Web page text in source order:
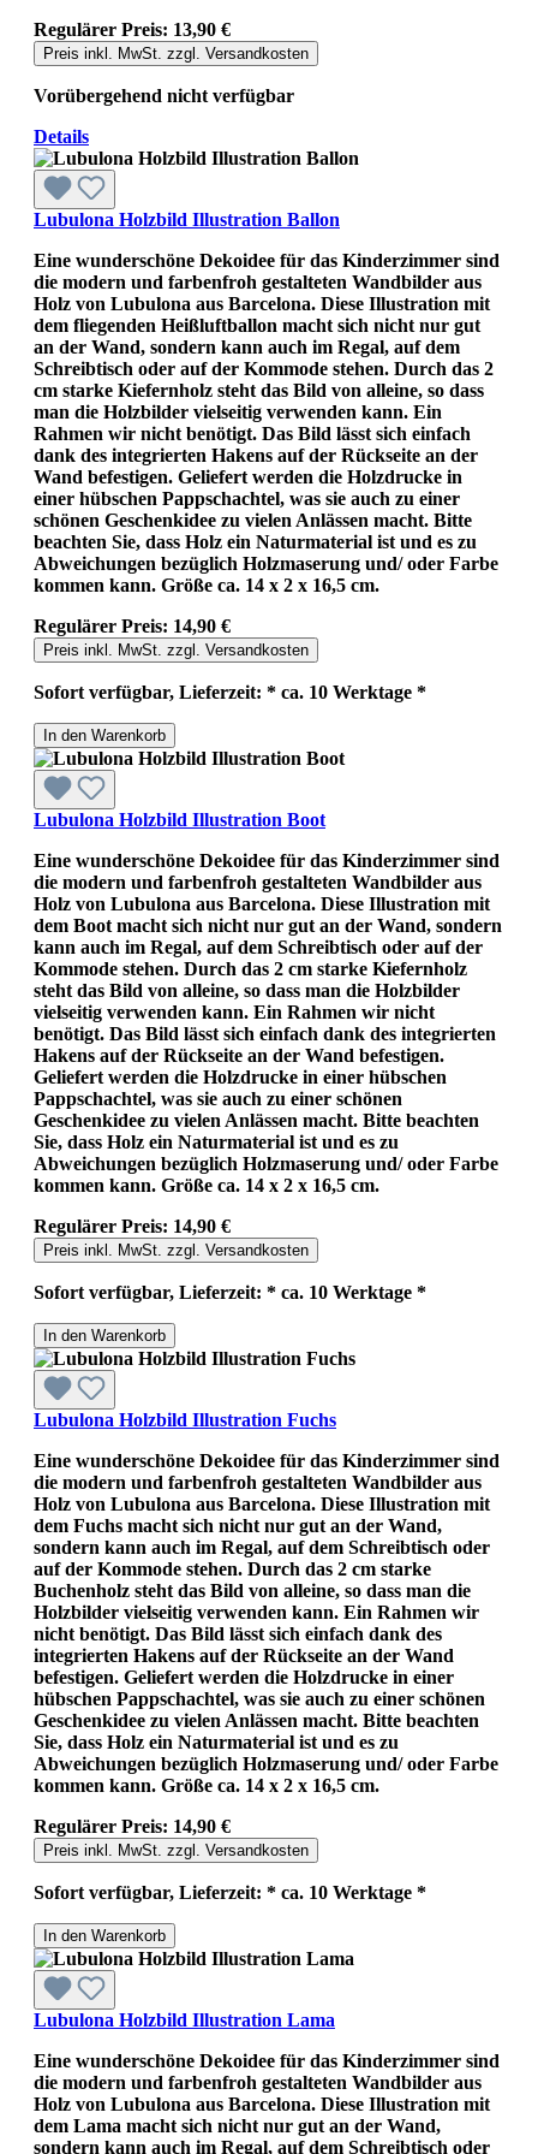
Regulärer Preis: 13,90 €
Preis inkl. MwSt. zzgl. Versandkosten
Vorübergehend nicht verfügbar
Details
Lubulona Holzbild Illustration Ballon
Eine wunderschöne Dekoidee für das Kinderzimmer sind
die modern und farbenfroh gestalteten Wandbilder aus
Holz von Lubulona aus Barcelona. Diese Illustration mit
dem fliegenden Heißluftballon macht sich nicht nur gut
an der Wand, sondern kann auch im Regal, auf dem
Schreibtisch oder auf der Kommode stehen. Durch das 2
cm starke Kiefernholz steht das Bild von alleine, so dass
man die Holzbilder vielseitig verwenden kann. Ein
Rahmen wir nicht benötigt. Das Bild lässt sich einfach
dank des integrierten Hakens auf der Rückseite an der
Wand befestigen. Geliefert werden die Holzdrucke in
einer hübschen Pappschachtel, was sie auch zu einer
schönen Geschenkidee zu vielen Anlässen macht. Bitte
beachten Sie, dass Holz ein Naturmaterial ist und es zu
Abweichungen bezüglich Holzmaserung und/ oder Farbe
kommen kann. Größe ca. 14 x 2 x 16,5 cm.
Regulärer Preis: 14,90 €
Preis inkl. MwSt. zzgl. Versandkosten
Sofort verfügbar, Lieferzeit: * ca. 10 Werktage *
In den Warenkorb
Lubulona Holzbild Illustration Boot
Eine wunderschöne Dekoidee für das Kinderzimmer sind
die modern und farbenfroh gestalteten Wandbilder aus
Holz von Lubulona aus Barcelona. Diese Illustration mit
dem Boot macht sich nicht nur gut an der Wand, sondern
kann auch im Regal, auf dem Schreibtisch oder auf der
Kommode stehen. Durch das 2 cm starke Kiefernholz
steht das Bild von alleine, so dass man die Holzbilder
vielseitig verwenden kann. Ein Rahmen wir nicht
benötigt. Das Bild lässt sich einfach dank des integrierten
Hakens auf der Rückseite an der Wand befestigen.
Geliefert werden die Holzdrucke in einer hübschen
Pappschachtel, was sie auch zu einer schönen
Geschenkidee zu vielen Anlässen macht. Bitte beachten
Sie, dass Holz ein Naturmaterial ist und es zu
Abweichungen bezüglich Holzmaserung und/ oder Farbe
kommen kann. Größe ca. 14 x 2 x 16,5 cm.
Regulärer Preis: 14,90 €
Preis inkl. MwSt. zzgl. Versandkosten
Sofort verfügbar, Lieferzeit: * ca. 10 Werktage *
In den Warenkorb
Lubulona Holzbild Illustration Fuchs
Eine wunderschöne Dekoidee für das Kinderzimmer sind
die modern und farbenfroh gestalteten Wandbilder aus
Holz von Lubulona aus Barcelona. Diese Illustration mit
dem Fuchs macht sich nicht nur gut an der Wand,
sondern kann auch im Regal, auf dem Schreibtisch oder
auf der Kommode stehen. Durch das 2 cm starke
Buchenholz steht das Bild von alleine, so dass man die
Holzbilder vielseitig verwenden kann. Ein Rahmen wir
nicht benötigt. Das Bild lässt sich einfach dank des
integrierten Hakens auf der Rückseite an der Wand
befestigen. Geliefert werden die Holzdrucke in einer
hübschen Pappschachtel, was sie auch zu einer schönen
Geschenkidee zu vielen Anlässen macht. Bitte beachten
Sie, dass Holz ein Naturmaterial ist und es zu
Abweichungen bezüglich Holzmaserung und/ oder Farbe
kommen kann. Größe ca. 14 x 2 x 16,5 cm.
Regulärer Preis: 14,90 €
Preis inkl. MwSt. zzgl. Versandkosten
Sofort verfügbar, Lieferzeit: * ca. 10 Werktage *
In den Warenkorb
Lubulona Holzbild Illustration Lama
Eine wunderschöne Dekoidee für das Kinderzimmer sind
die modern und farbenfroh gestalteten Wandbilder aus
Holz von Lubulona aus Barcelona. Diese Illustration mit
dem Lama macht sich nicht nur gut an der Wand,
sondern kann auch im Regal, auf dem Schreibtisch oder